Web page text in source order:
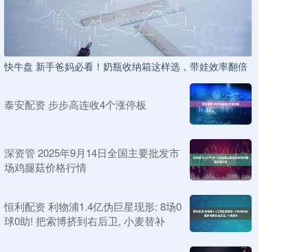
快牛盘 新手爸妈必看！奶瓶收纳箱这样选，带娃效率翻倍
泰安配资 步步高连收4个涨停板
深资管 2025年9月14日全国主要批发市
场鸡腿菇价格行情
恒利配资 利物浦1.4亿伪巨星现形: 8场0
球0助! 把索博挤到右后卫, 小麦替补